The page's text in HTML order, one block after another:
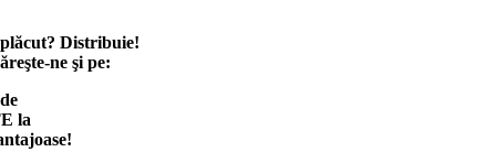
Distribuie!
ne şi pe:
la